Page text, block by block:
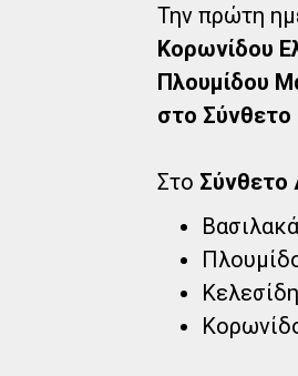
Την πρώτη
Κορωνίδου
Πλουμίδου
στο
Στο Σύνθετο